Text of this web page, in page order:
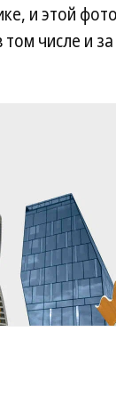
и этой
числе и